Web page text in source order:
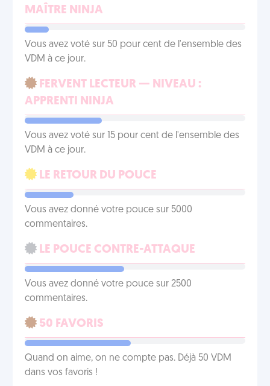
MAÎTRE NINJA
Vous avez voté sur 50 pour cent de l'ensemble des
VDM à ce jour.
FERVENT LECTEUR — NIVEAU :
APPRENTI NINJA
Vous avez voté sur 15 pour cent de l'ensemble des
VDM à ce jour.
LE RETOUR DU POUCE
Vous avez donné votre pouce sur 5000
commentaires.
LE POUCE CONTRE-ATTAQUE
Vous avez donné votre pouce sur 2500
commentaires.
50 FAVORIS
Quand on aime, on ne compte pas. Déjà 50 VDM
dans vos favoris !